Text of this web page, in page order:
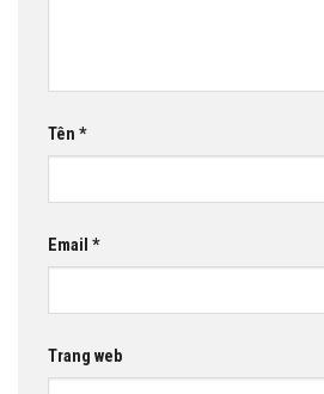
Tên *
Email *
Trang web